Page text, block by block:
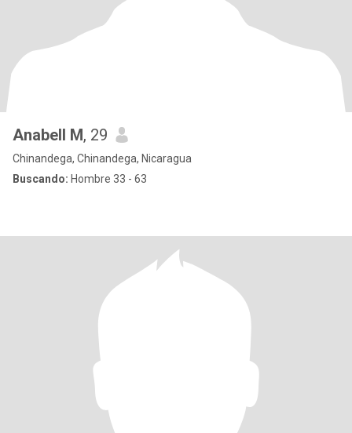
Anabell M, 29
Chinandega, Chinandega, Nicaragua
Buscando: Hombre 33 - 63